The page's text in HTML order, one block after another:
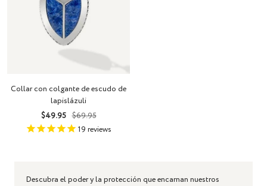
Collar con colgante de escudo de
lapislázuli
Precio
de
$49.95 Precio
normal
$69.95
19 reviews
Descubra el poder y la protección que encarnan nuestros